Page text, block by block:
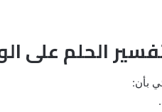
الحلم على
بأن: